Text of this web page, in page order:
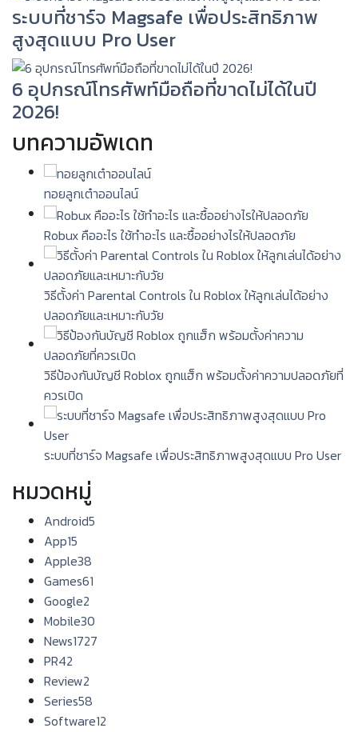
ระบบที่ชาร์จ Magsafe เพื่อประสิทธิภาพ
สูงสุดแบบ Pro User
6 อุปกรณ์โทรศัพท์มือถือที่ขาดไม่ได้ในปี
2026!
บทความอัพเดท
ทอยลูกเต๋าออนไลน์
Robux คืออะไร ใช้ทำอะไร และซื้ออย่างไรให้ปลอดภัย
วิธีตั้งค่า Parental Controls ใน Roblox ให้ลูกเล่นได้อย่าง
ปลอดภัยและเหมาะกับวัย
วิธีป้องกันบัญชี Roblox ถูกแฮ็ก พร้อมตั้งค่าความปลอดภัยที่
ควรเปิด
ระบบที่ชาร์จ Magsafe เพื่อประสิทธิภาพสูงสุดแบบ Pro User
หมวดหมู่
Android5
App15
Apple38
Games61
Google2
Mobile30
News1727
PR42
Review2
Series58
Software12